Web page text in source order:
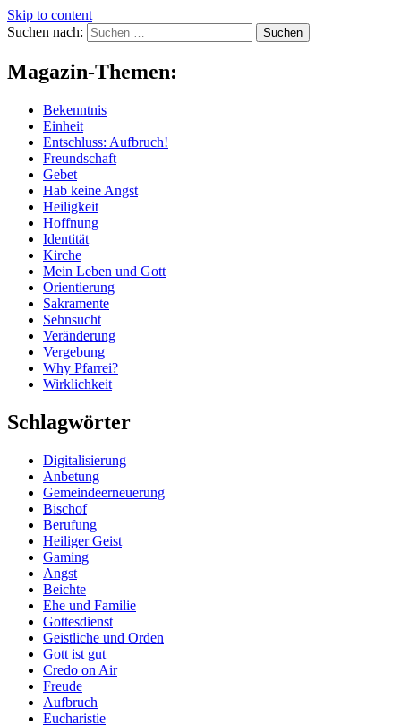
Skip to content
Suchen nach:
Magazin-Themen:
Bekenntnis
Einheit
Entschluss: Aufbruch!
Freundschaft
Gebet
Hab keine Angst
Heiligkeit
Hoffnung
Identität
Kirche
Mein Leben und Gott
Orientierung
Sakramente
Sehnsucht
Veränderung
Vergebung
Why Pfarrei?
Wirklichkeit
Schlagwörter
Digitalisierung
Anbetung
Gemeindeerneuerung
Bischof
Berufung
Heiliger Geist
Gaming
Angst
Beichte
Ehe und Familie
Gottesdienst
Geistliche und Orden
Gott ist gut
Credo on Air
Freude
Aufbruch
Eucharistie